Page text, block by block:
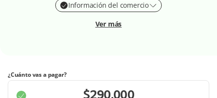
Información del comercio
Ver más
¿Cuánto vas a pagar?